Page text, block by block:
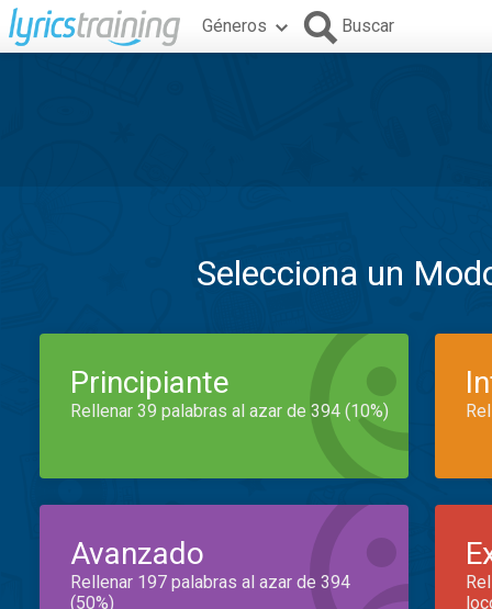
Géneros Buscar
Selecciona un
Principiante
Rellenar 39 palabras al azar de 394 (10%)
Avanzado
Rellenar 197 palabras al azar de 394
(50%)